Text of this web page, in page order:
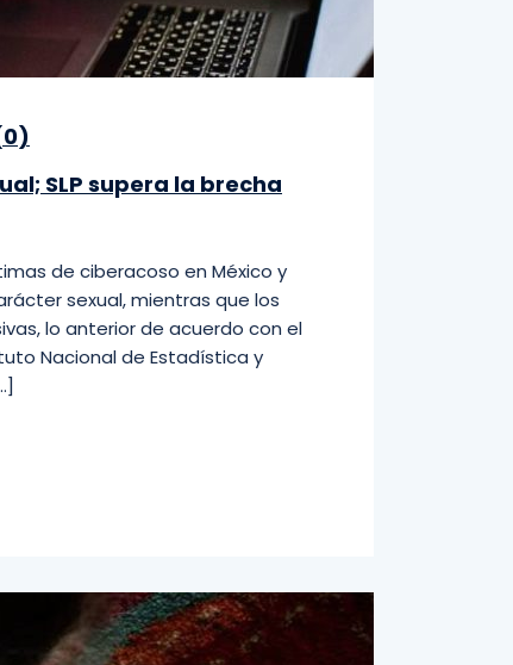
0)
SLP supera la brecha
de ciberacoso en México y
sexual, mientras que los
lo anterior de acuerdo con el
Nacional de Estadística y